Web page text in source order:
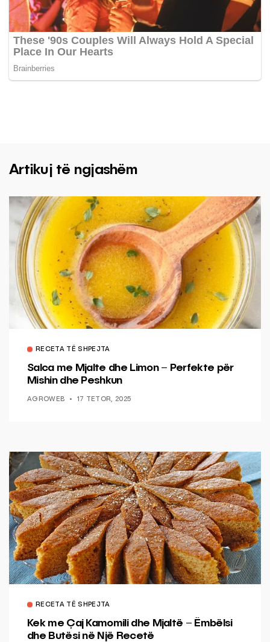
Artikuj të ngjashëm
RECETA TË SHPEJTA
Salca me Mjalte dhe Limon – Perfekte për
Mishin dhe Peshkun
AGROWEB 17 TETOR, 2025
RECETA TË SHPEJTA
Kek me Çaj Kamomili dhe Mjaltë – Ëmbëlsi
dhe Butësi në Një Recetë